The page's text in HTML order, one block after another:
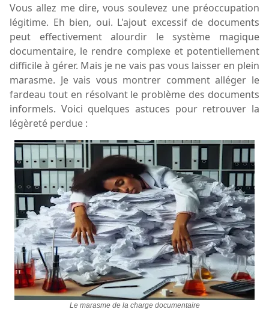
Vous allez me dire, vous soulevez une préoccupation
légitime. Eh bien, oui. L'ajout excessif de documents
peut effectivement alourdir le système magique
documentaire, le rendre complexe et potentiellement
difficile à gérer. Mais je ne vais pas vous laisser en plein
marasme. Je vais vous montrer comment alléger le
fardeau tout en résolvant le problème des documents
informels. Voici quelques astuces pour retrouver la
légèreté perdue :
Le marasme de la charge documentaire